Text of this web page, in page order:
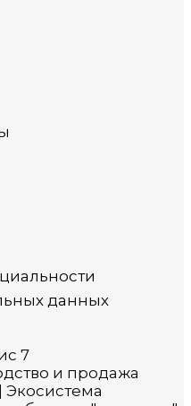
данных
7
и продажа
Экосистема